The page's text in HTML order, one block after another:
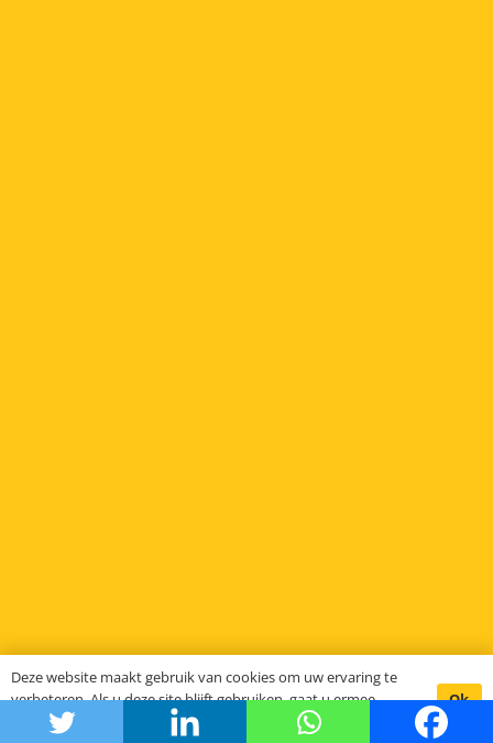
Deze website maakt gebruik van cookies om uw ervaring te
verbeteren. Als u deze site blijft gebruiken, gaat u ermee
akkoord.
Ok